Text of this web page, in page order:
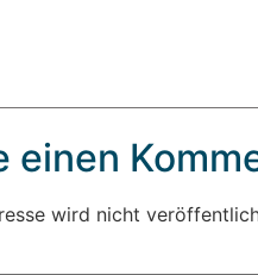
einen
wird nicht